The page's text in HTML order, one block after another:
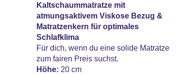
Kaltschaummatratze mit
atmungsaktivem Viskose Bezug &
Matratzenkern für optimales
Schlafklima
Für dich, wenn du eine solide Matratze
zum fairen Preis suchst.
Höhe: 20 cm